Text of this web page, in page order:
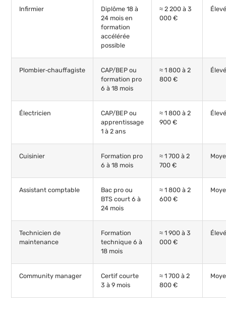
Infirmier
Diplôme 18 à
24 mois en
formation
accélérée
possible
≈ 2 200 à 3
000 €
Plombier‑chauffagiste
CAP/BEP ou
formation pro
6 à 18 mois
≈ 1 800 à 2
800 €
Électricien
CAP/BEP ou
apprentissage
1 à 2 ans
≈ 1 800 à 2
900 €
Cuisinier
Formation pro
6 à 18 mois
≈ 1 700 à 2
700 €
Assistant comptable
Bac pro ou
BTS court 6 à
24 mois
≈ 1 800 à 2
600 €
Technicien de
maintenance
Formation
technique 6 à
18 mois
≈ 1 900 à 3
000 €
Community manager
Certif courte
3 à 9 mois
≈ 1 700 à 2
800 €